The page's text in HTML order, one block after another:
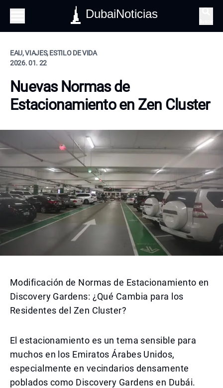
DubaiNoticias
EAU, VIAJES, ESTILO DE VIDA
2026. 01. 22
Nuevas Normas de
Estacionamiento en Zen Cluster
Modificación de Normas de Estacionamiento en
Discovery Gardens: ¿Qué Cambia para los
Residentes del Zen Cluster?
El estacionamiento es un tema sensible para
muchos en los Emiratos Árabes Unidos,
especialmente en vecindarios densamente
poblados como Discovery Gardens en Dubái.